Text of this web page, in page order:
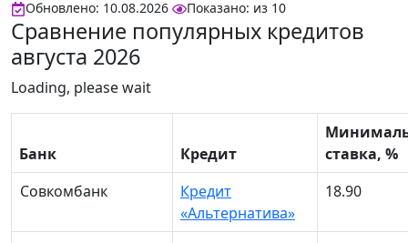
Обновлено: 10.08.2026 Показано: из 10
Сравнение популярных кредитов
августа 2026
Loading, please wait
Банк Кредит
ставка, %
Совкомбанк
Кредит
«Альтернатива»
18.90